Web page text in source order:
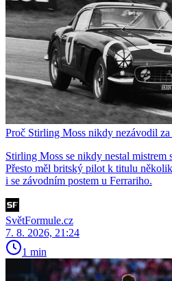
Proč Stirling Moss nikdy nezávodil
Stirling Moss se nikdy nestal mistrem
Přesto měl britský pilot k titulu
i se závodním postem u Ferrariho.
SvětFormule.cz
7. 8. 2026, 21:24
1 min